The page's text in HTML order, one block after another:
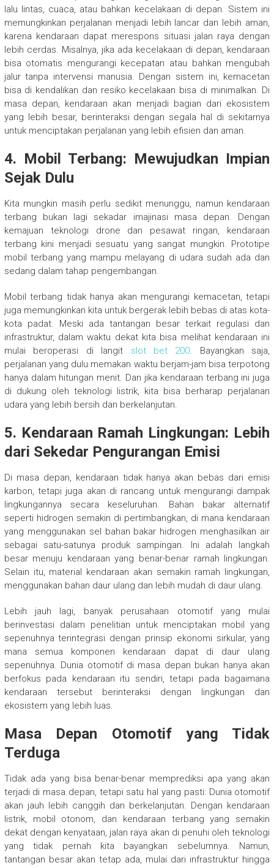
lalu lintas, cuaca, atau bahkan kecelakaan di depan. Sistem ini
memungkinkan perjalanan menjadi lebih lancar dan lebih aman,
karena kendaraan dapat merespons situasi jalan raya dengan
lebih cerdas. Misalnya, jika ada kecelakaan di depan, kendaraan
bisa otomatis mengurangi kecepatan atau bahkan mengubah
jalur tanpa intervensi manusia. Dengan sistem ini, kemacetan
bisa di kendalikan dan resiko kecelakaan bisa di minimalkan. Di
masa depan, kendaraan akan menjadi bagian dari ekosistem
yang lebih besar, berinteraksi dengan segala hal di sekitarnya
untuk menciptakan perjalanan yang lebih efisien dan aman.
4. Mobil Terbang: Mewujudkan Impian
Sejak Dulu
Kita mungkin masih perlu sedikit menunggu, namun kendaraan
terbang bukan lagi sekadar imajinasi masa depan. Dengan
kemajuan teknologi drone dan pesawat ringan, kendaraan
terbang kini menjadi sesuatu yang sangat mungkin. Prototipe
mobil terbang yang mampu melayang di udara sudah ada dan
sedang dalam tahap pengembangan.
Mobil terbang tidak hanya akan mengurangi kemacetan, tetapi
juga memungkinkan kita untuk bergerak lebih bebas di atas kota-
kota padat. Meski ada tantangan besar terkait regulasi dan
infrastruktur, dalam waktu dekat kita bisa melihat kendaraan ini
mulai beroperasi di langit slot bet 200. Bayangkan saja,
perjalanan yang dulu memakan waktu berjam-jam bisa terpotong
hanya dalam hitungan menit. Dan jika kendaraan terbang ini juga
di dukung oleh teknologi listrik, kita bisa berharap perjalanan
udara yang lebih bersih dan berkelanjutan.
5. Kendaraan Ramah Lingkungan: Lebih
dari Sekedar Pengurangan Emisi
Di masa depan, kendaraan tidak hanya akan bebas dari emisi
karbon, tetapi juga akan di rancang untuk mengurangi dampak
lingkungannya secara keseluruhan. Bahan bakar alternatif
seperti hidrogen semakin di pertimbangkan, di mana kendaraan
yang menggunakan sel bahan bakar hidrogen menghasilkan air
sebagai satu-satunya produk sampingan. Ini adalah langkah
besar menuju kendaraan yang benar-benar ramah lingkungan.
Selain itu, material kendaraan akan semakin ramah lingkungan,
menggunakan bahan daur ulang dan lebih mudah di daur ulang.
Lebih jauh lagi, banyak perusahaan otomotif yang mulai
berinvestasi dalam penelitian untuk menciptakan mobil yang
sepenuhnya terintegrasi dengan prinsip ekonomi sirkular, yang
mana semua komponen kendaraan dapat di daur ulang
sepenuhnya. Dunia otomotif di masa depan bukan hanya akan
berfokus pada kendaraan itu sendiri, tetapi pada bagaimana
kendaraan tersebut berinteraksi dengan lingkungan dan
ekosistem yang lebih luas.
Masa Depan Otomotif yang Tidak
Terduga
Tidak ada yang bisa benar-benar memprediksi apa yang akan
terjadi di masa depan, tetapi satu hal yang pasti: Dunia otomotif
akan jauh lebih canggih dan berkelanjutan. Dengan kendaraan
listrik, mobil otonom, dan kendaraan terbang yang semakin
dekat dengan kenyataan, jalan raya akan di penuhi oleh teknologi
yang tidak pernah kita bayangkan sebelumnya. Namun,
tantangan besar akan tetap ada, mulai dari infrastruktur hingga